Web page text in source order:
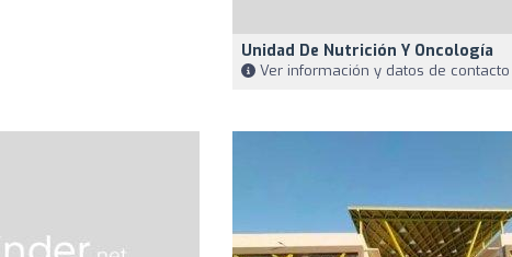
Unidad De Nutrición Y Oncología
Ver información y datos de contacto